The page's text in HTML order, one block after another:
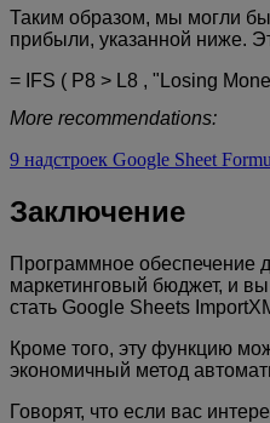
Таким образом, мы могли
прибыли, указанной ниже.
=
IFS ( P8 > L8 , "Losing
More recommendations:
9 надстроек Google Sheet
Заключение
Программное обеспечение
маркетинговый бюджет, и
стать Google Sheets
Кроме того, эту функцию
экономичный метод
Говорят, что если вас